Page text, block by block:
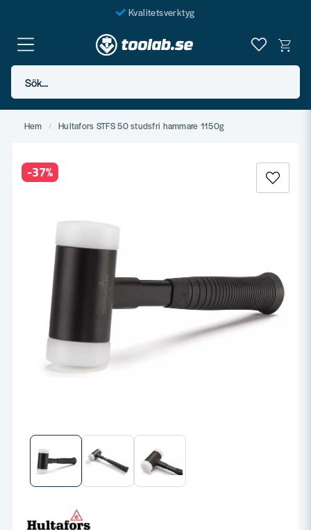
Kvalitetsverktyg
Fraktfritt över 999 SEK*
En järnhandel för alla
Sök...
Hem Hultafors STFS 50 studsfri hammare 1150g
-37%